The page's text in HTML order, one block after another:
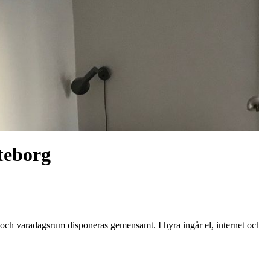
varadagsrum disponeras gemensamt. I hyra ingår el, internet